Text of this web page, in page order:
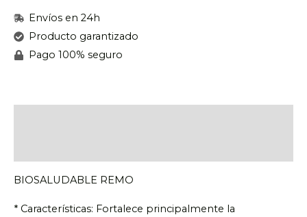
Envíos en 24h
Producto garantizado
Pago 100% seguro
BIOSALUDABLE REMO
* Características: Fortalece principalmente la